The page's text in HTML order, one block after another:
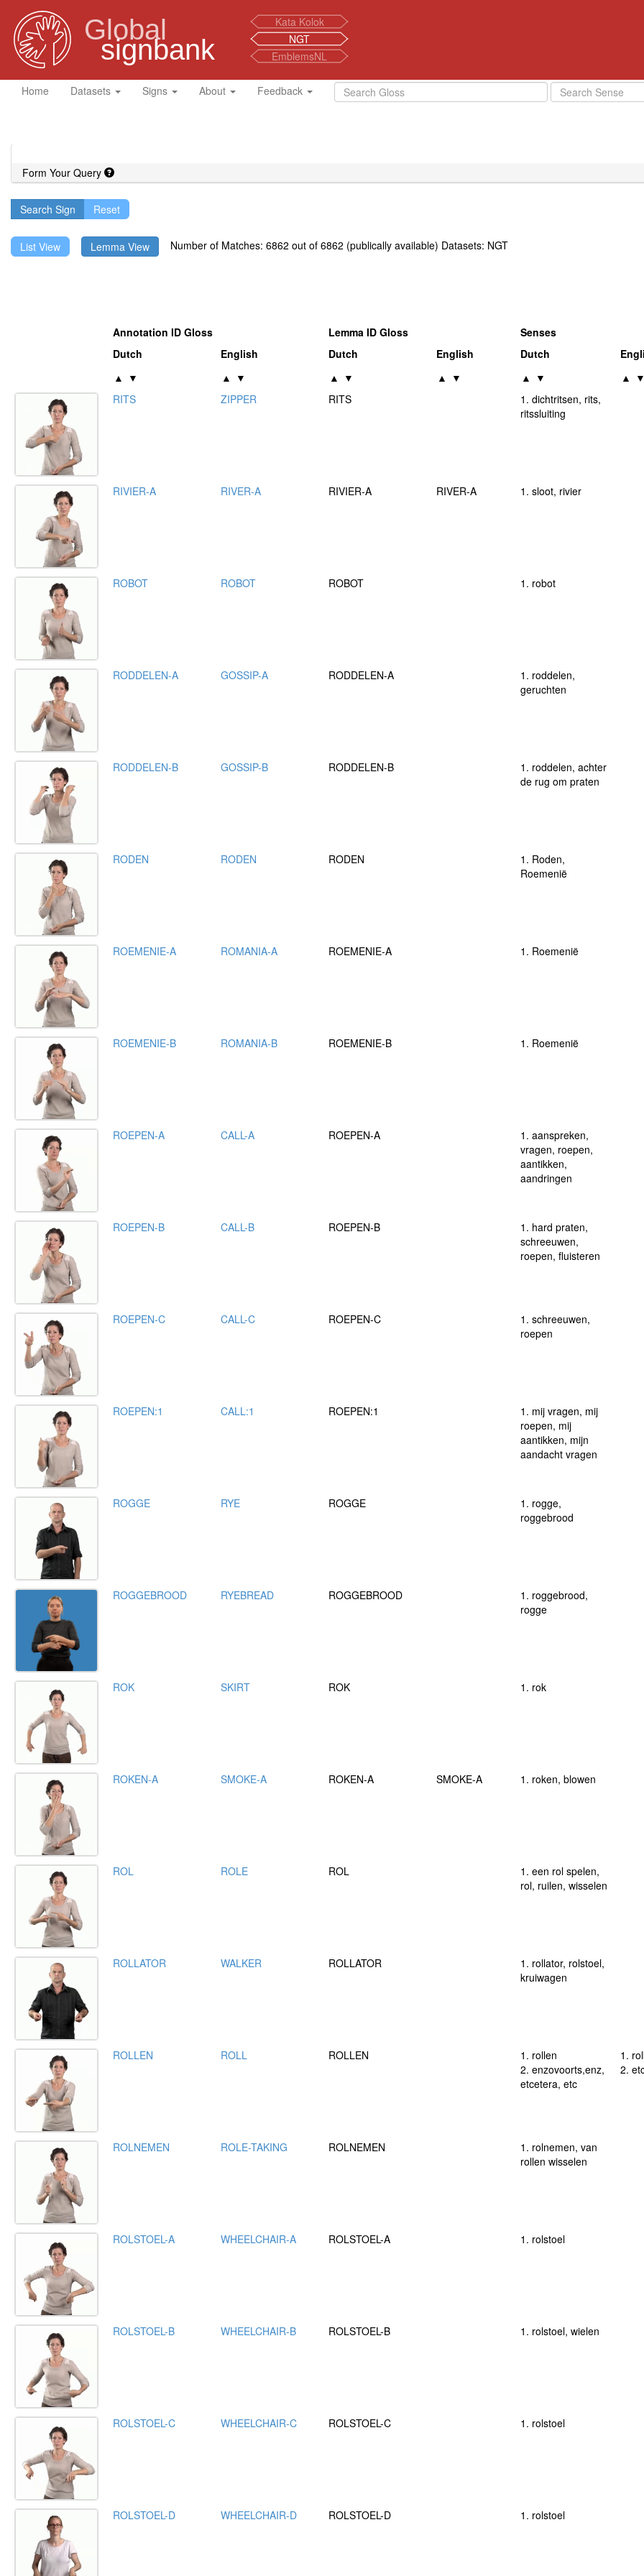
Global
signbank
Kata Kolok
NGT
EmblemsNL
Home Datasets Signs About Feedback
Form Your Query
Search Sign
List View Lemma View Number of Matches: 6862 out of 6862 (publically available) Datasets: NGT
Annotation ID Gloss Lemma ID Gloss
Senses
Dutch
English Dutch English Dutch
▲ ▼ ▲ ▼ ▲ ▼ ▲ ▼ ▲ ▼ ▲ ▼
RITS
ZIPPER RITS
1. dichtritsen, rits,
ritssluiting
RIVIER-A RIVER-A RIVIER-A RIVER-A 1. sloot, rivier
ROBOT ROBOT ROBOT 1. robot
RODDELEN-A GOSSIP-A RODDELEN-A
1. roddelen,
geruchten
RODDELEN-B GOSSIP-B RODDELEN-B
1. roddelen, achter
de rug om praten
RODEN RODEN RODEN
1. Roden,
Roemenië
ROEMENIE-A ROMANIA-A ROEMENIE-A 1. Roemenië
ROEMENIE-B ROMANIA-B ROEMENIE-B 1. Roemenië
ROEPEN-A CALL-A ROEPEN-A
1. aanspreken,
vragen, roepen,
aantikken,
aandringen
ROEPEN-B CALL-B ROEPEN-B
1. hard praten,
schreeuwen,
roepen, fluisteren
ROEPEN-C CALL-C ROEPEN-C
1. schreeuwen,
roepen
ROEPEN:1 CALL:1 ROEPEN:1
1. mij vragen, mij
roepen, mij
aantikken, mijn
aandacht vragen
ROGGE RYE ROGGE
1. rogge,
roggebrood
ROGGEBROOD RYEBREAD ROGGEBROOD
1. roggebrood,
rogge
ROK SKIRT ROK 1. rok
ROKEN-A SMOKE-A ROKEN-A SMOKE-A 1. roken, blowen
ROL ROLE ROL
1. een rol spelen,
rol, ruilen, wisselen
ROLLATOR WALKER ROLLATOR
1. rollator, rolstoel,
kruiwagen
ROLLEN ROLL ROLLEN
1. rollen
2. enzovoorts,enz,
etcetera, etc
1.
2.
ROLNEMEN ROLE-TAKING ROLNEMEN
1. rolnemen, van
rollen wisselen
ROLSTOEL-A WHEELCHAIR-A ROLSTOEL-A 1. rolstoel
ROLSTOEL-B WHEELCHAIR-B ROLSTOEL-B 1. rolstoel, wielen
ROLSTOEL-C WHEELCHAIR-C ROLSTOEL-C 1. rolstoel
ROLSTOEL-D WHEELCHAIR-D ROLSTOEL-D 1. rolstoel